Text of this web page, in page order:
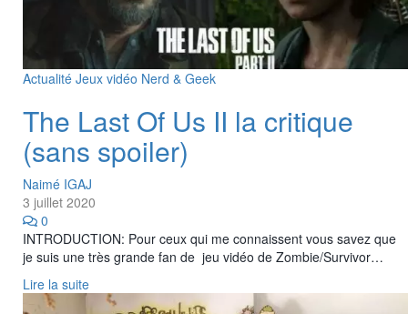
Actualité Jeux vidéo Nerd & Geek
The Last Of Us II la critique
(sans spoiler)
Naimé IGAJ
3 juillet 2020
0
INTRODUCTION: Pour ceux qui me connaissent vous savez que
je suis une très grande fan de jeu vidéo de Zombie/Survivor…
Lire la suite